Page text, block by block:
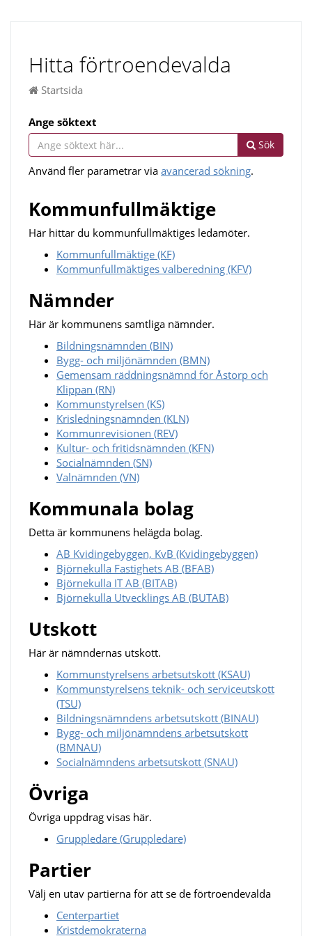
Hitta förtroendevalda
Startsida
Ange söktext
Sök
Använd fler parametrar via avancerad sökning.
Kommunfullmäktige
Här hittar du kommunfullmäktiges ledamöter.
Kommunfullmäktige (KF)
Kommunfullmäktiges valberedning (KFV)
Nämnder
Här är kommunens samtliga nämnder.
Bildningsnämnden (BIN)
Bygg- och miljönämnden (BMN)
Gemensam räddningsnämnd för Åstorp och
Klippan (RN)
Kommunstyrelsen (KS)
Krisledningsnämnden (KLN)
Kommunrevisionen (REV)
Kultur- och fritidsnämnden (KFN)
Socialnämnden (SN)
Valnämnden (VN)
Kommunala bolag
Detta är kommunens helägda bolag.
AB Kvidingebyggen, KvB (Kvidingebyggen)
Björnekulla Fastighets AB (BFAB)
Björnekulla IT AB (BITAB)
Björnekulla Utvecklings AB (BUTAB)
Utskott
Här är nämndernas utskott.
Kommunstyrelsens arbetsutskott (KSAU)
Kommunstyrelsens teknik- och serviceutskott
(TSU)
Bildningsnämndens arbetsutskott (BINAU)
Bygg- och miljönämndens arbetsutskott
(BMNAU)
Socialnämndens arbetsutskott (SNAU)
Övriga
Övriga uppdrag visas här.
Gruppledare (Gruppledare)
Partier
Välj en utav partierna för att se de förtroendevalda
Centerpartiet
Kristdemokraterna